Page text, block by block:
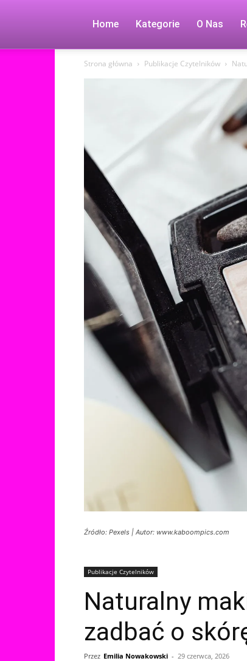
Home Kategorie O Nas
Strona główna Publikacje Czytelników
Źródło: Pexels | Autor: www.kaboompics.com
Publikacje Czytelników
Naturalny
zadbać o
Przez Emilia Nowakowski - 29 czerwca, 2026